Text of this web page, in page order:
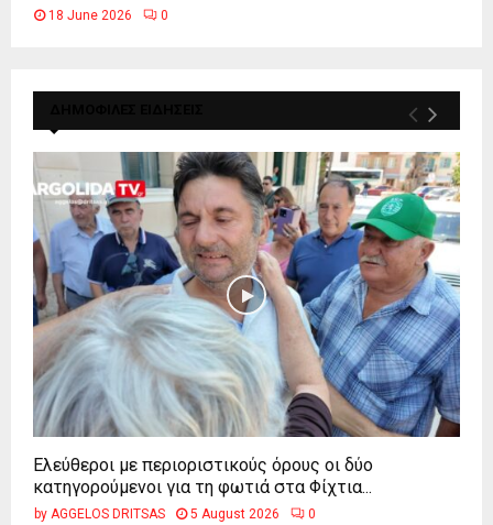
18 June 2026 0
Ελεύθεροι με περιοριστικούς όρους οι δύο
κατηγορούμενοι για τη φωτιά στα Φίχτια...
by AGGELOS DRITSAS 5 August 2026 0